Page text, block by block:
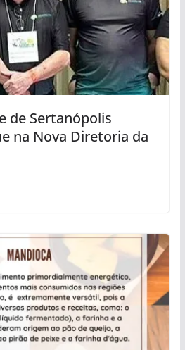
de Sertanópolis
na Nova Diretoria da